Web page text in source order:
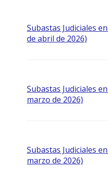
Subastas Judiciales
de abril de 2026)
Subastas Judiciales
marzo de 2026)
Subastas Judiciales
marzo de 2026)